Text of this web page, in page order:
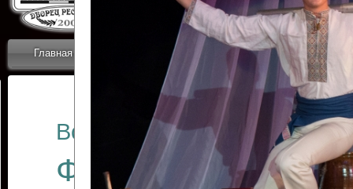
Главная Коллективы Новости
ОТЧЕТЫ ГКЦ
Все отчеты
Финал